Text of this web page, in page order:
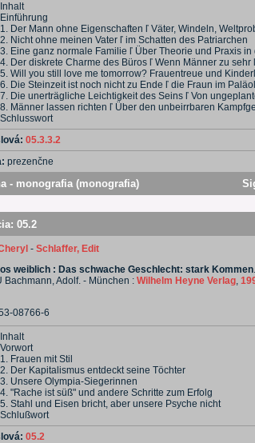
Inhalt
Einführung
1. Der Mann ohne Eigenschaften ľ Väter, Windeln,
2. Nicht ohne meinen Vater ľ im Schatten des Patriarchen
3. Eine ganz normale Familie ľ Über Theorie und Praxis in
4. Der diskrete Charme des Büros ľ Wenn Männer zu sehr
5. Will you still love me tomorrow? Frauentreue und
6. Die Steinzeit ist noch nicht zu Ende ľ die Fraun im
7. Die unerträgliche Leichtigkeit des Seins ľ Von
8. Männer lassen richten ľ Über den unbeirrbaren
Schlusswort
05.3.3.2
prezenčne
- monografia (monografia)
05.2
- Schlaffer, Edit
weiblich : Das schwache Geschlecht: stark Kommen
Bachmann, Adolf. - München : Wilhelm Heyne Verlag,
08766-6
Inhalt
Vorwort
1. Frauen mit Stil
2. Der Kapitalismus entdeckt seine Töchter
3. Unsere Olympia-Siegerinnen
4. "Rache ist süß" und andere Schritte zum Erfolg
5. Stahl und Eisen bricht, aber unsere Psyche nicht
Schlußwort
05.2